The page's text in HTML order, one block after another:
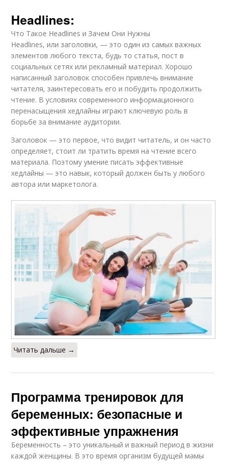
Headlines:
Что Такое Headlines и Зачем Они Нужны
Headlines, или заголовки, — это один из самых важных
элементов любого текста, будь то статья, пост в
социальных сетях или рекламный материал. Хорошо
написанный заголовок способен привлечь внимание
читателя, заинтересовать его и побудить продолжить
чтение. В условиях современного информационного
перенасыщения хедлайны играют ключевую роль в
борьбе за внимание аудитории.
Заголовок — это первое, что видит читатель, и он часто
определяет, стоит ли тратить время на чтение всего
материала. Поэтому умение писать эффективные
хедлайны — это навык, который должен быть у любого
автора или маркетолога.
Читать дальше →
Программа тренировок для
беременных: безопасные и
эффективные упражнения
Беременность – это уникальный и важный период в жизни
каждой женщины. В это время организм будущей мамы